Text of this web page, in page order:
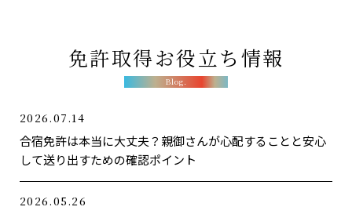
免許取得お役立ち情報
Blog.
2026.07.14
合宿免許は本当に大丈夫？親御さんが心配することと安心
して送り出すための確認ポイント
2026.05.26